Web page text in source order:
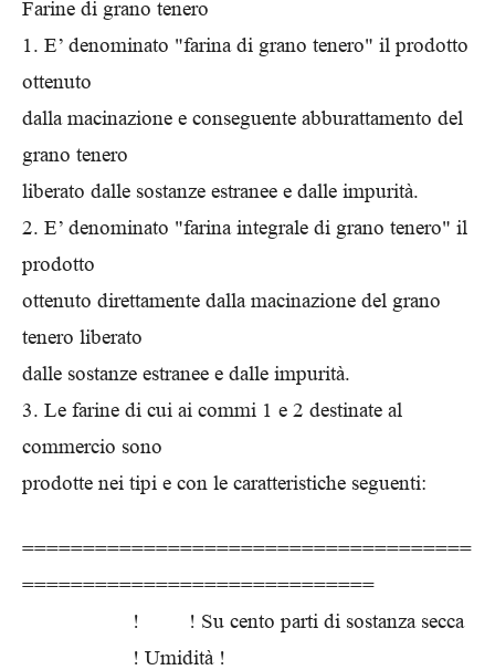
Farine di grano tenero
1. E’ denominato "farina di grano tenero" il prodotto
ottenuto
dalla macinazione e conseguente abburattamento del
grano tenero
liberato dalle sostanze estranee e dalle impurità.
2. E’ denominato "farina integrale di grano tenero" il
prodotto
ottenuto direttamente dalla macinazione del grano
tenero liberato
dalle sostanze estranee e dalle impurità.
3. Le farine di cui ai commi 1 e 2 destinate al
commercio sono
prodotte nei tipi e con le caratteristiche seguenti:
=====================================
=============================
! ! Su cento parti di sostanza secca
! Umidità !